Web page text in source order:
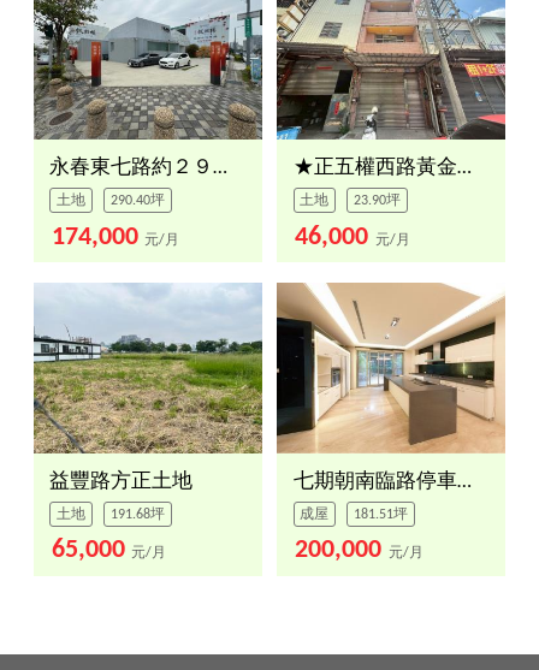
永春東七路約２９０坪角地
土地 290.40坪
174,000 元/月
★正五權西路黃金地段
土地 23.90坪
46,000 元/月
益豐路方正土地
土地 191.68坪
65,000 元/月
七期朝南臨路停車超方便
成屋 181.51坪
200,000 元/月